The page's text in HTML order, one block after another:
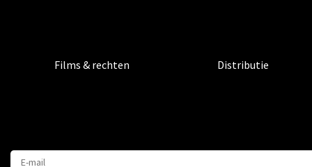
Films & rechten Distributie